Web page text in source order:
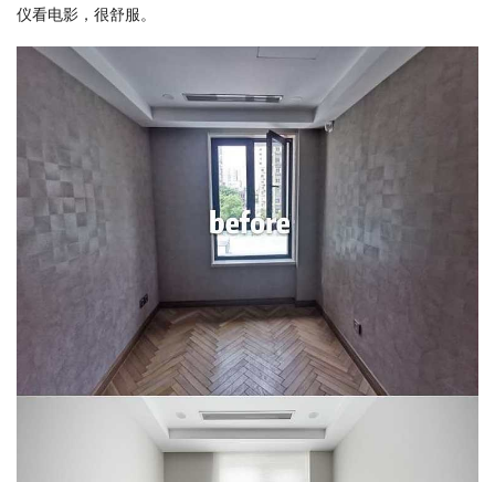
仪看电影，很舒服。